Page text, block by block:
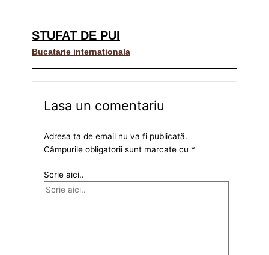
STUFAT DE PUI
Bucatarie internationala
Lasa un comentariu
Adresa ta de email nu va fi publicată.
Câmpurile obligatorii sunt marcate cu *
Scrie aici..